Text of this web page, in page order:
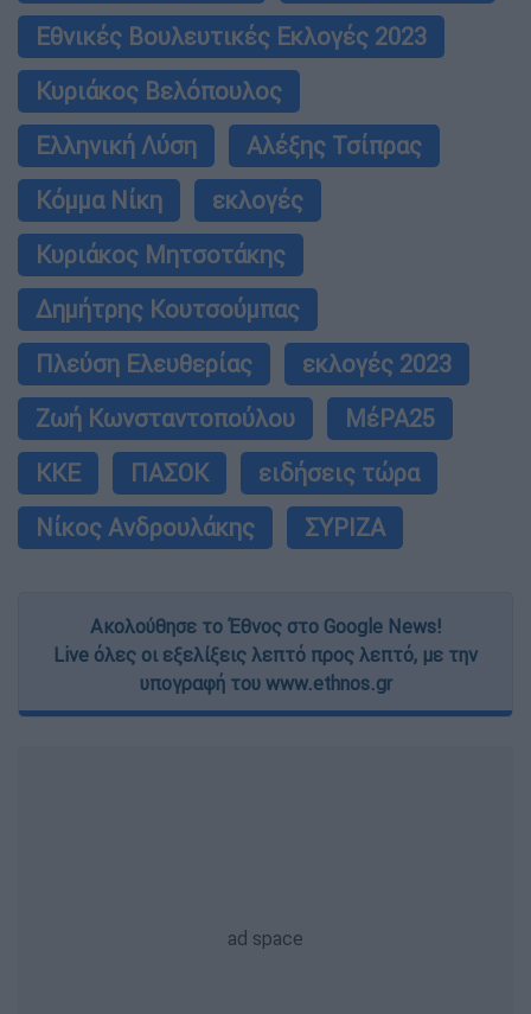
Εθνικές Βουλευτικές Εκλογές 2023
Κυριάκος Βελόπουλος
Ελληνική Λύση
Αλέξης Τσίπρας
Κόμμα Νίκη
εκλογές
Κυριάκος Μητσοτάκης
Δημήτρης Κουτσούμπας
Πλεύση Ελευθερίας
εκλογές 2023
Ζωή Κωνσταντοπούλου
ΜέΡΑ25
ΚΚΕ
ΠΑΣΟΚ
ειδήσεις τώρα
Νίκος Ανδρουλάκης
ΣΥΡΙΖΑ
Ακολούθησε το Έθνος στο Google News!
Live όλες οι εξελίξεις λεπτό προς λεπτό, με την
υπογραφή του www.ethnos.gr